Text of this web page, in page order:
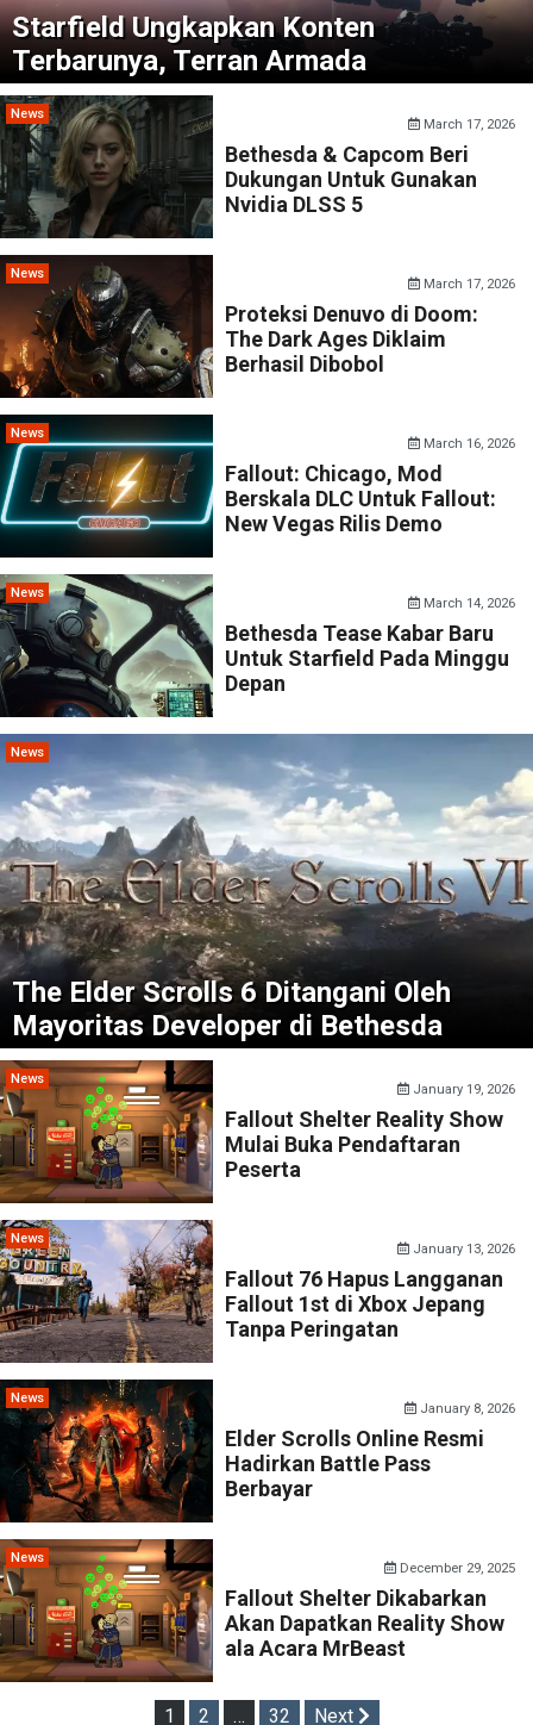
Starfield Ungkapkan Konten
Terbarunya, Terran Armada
News
March 17, 2026
Bethesda & Capcom Beri
Dukungan Untuk Gunakan
Nvidia DLSS 5
News
March 17, 2026
Proteksi Denuvo di Doom:
The Dark Ages Diklaim
Berhasil Dibobol
News
March 16, 2026
Fallout: Chicago, Mod
Berskala DLC Untuk Fallout:
New Vegas Rilis Demo
News
March 14, 2026
Bethesda Tease Kabar Baru
Untuk Starfield Pada Minggu
Depan
News
The Elder Scrolls 6 Ditangani Oleh
Mayoritas Developer di Bethesda
News
January 19, 2026
Fallout Shelter Reality Show
Mulai Buka Pendaftaran
Peserta
News
January 13, 2026
Fallout 76 Hapus Langganan
Fallout 1st di Xbox Jepang
Tanpa Peringatan
News
January 8, 2026
Elder Scrolls Online Resmi
Hadirkan Battle Pass
Berbayar
News
December 29, 2025
Fallout Shelter Dikabarkan
Akan Dapatkan Reality Show
ala Acara MrBeast
Posts
1 2 … 32 Next